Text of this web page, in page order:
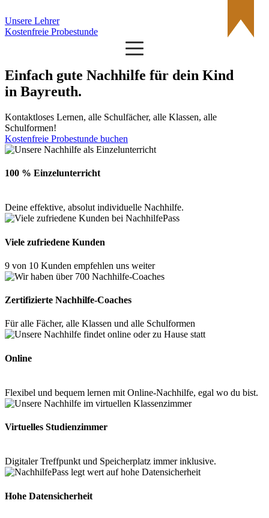
Unsere Lehrer
Kostenfreie Probestunde
Einfach gute Nachhilfe für dein Kind
in Bayreuth.
Kontaktloses Lernen, alle Schulfächer, alle Klassen, alle
Schulformen!
Kostenfreie Probestunde buchen
100 % Einzelunterricht
Deine effektive, absolut individuelle Nachhilfe.
Viele zufriedene Kunden
9 von 10 Kunden empfehlen uns weiter
Zertifizierte Nachhilfe-Coaches
Für alle Fächer, alle Klassen und alle Schulformen
Online
Flexibel und bequem lernen mit Online-Nachhilfe, egal wo du bist.
Virtuelles Studienzimmer
Digitaler Treffpunkt und Speicherplatz immer inklusive.
Hohe Datensicherheit